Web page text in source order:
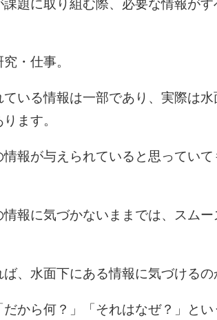
課題に取り組む際、必要な情報が
・仕事。
ている情報は一部であり、実際は
ます。
情報が与えられていると思ってい
情報に気づかないままでは、スム
ば、水面下にある情報に気づけるの
だから何？」「それはなぜ？」とい